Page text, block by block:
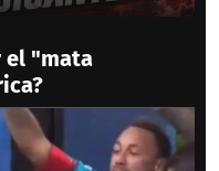
el "mata